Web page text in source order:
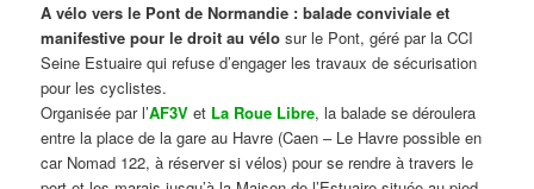
A vélo vers le Pont de Normandie : balade conviviale et
manifestive pour le droit au vélo sur le Pont, géré par la CCI
Seine Estuaire qui refuse d’engager les travaux de sécurisation
pour les cyclistes.
Organisée par l’AF3V et La Roue Libre, la balade se déroulera
entre la place de la gare au Havre (Caen – Le Havre possible en
car Nomad 122, à réserver si vélos) pour se rendre à travers le